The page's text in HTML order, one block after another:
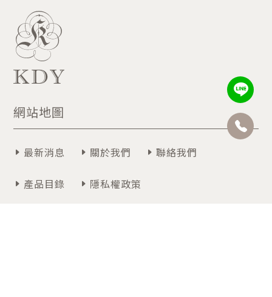
網站地圖
最新消息 關於我們 聯絡我們
產品目錄 隱私權政策